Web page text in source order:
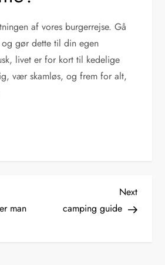
af vores burgerrejse. Gå
og gør dette til din egen
livet er for kort til kedelige
vær skamløs, og frem for alt,
man
Next
Post
Next
camping guide